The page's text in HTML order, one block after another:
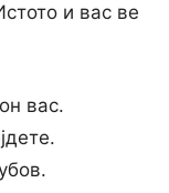
и вас ве
вас.